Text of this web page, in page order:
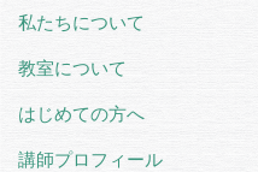
私たちについて
教室について
はじめての方へ
講師プロフィール